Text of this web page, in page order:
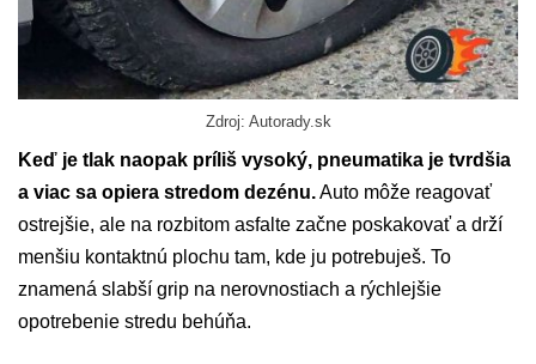
Zdroj: Autorady.sk
Keď je tlak naopak príliš vysoký, pneumatika je tvrdšia
a viac sa opiera stredom dezénu.Auto môže reagovať
ostrejšie, ale na rozbitom asfalte začne poskakovať a drží
menšiu kontaktnú plochu tam, kde ju potrebuješ. To
znamená slabší grip na nerovnostiach a rýchlejšie
opotrebenie stredu behúňa.